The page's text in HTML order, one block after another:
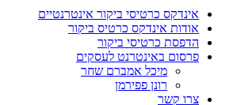
אינדקס כרטיסי ביקור אינטרנטיים
אודות אינדקס כרטיס ביקור
הדפסת כרטיסי ביקור
פרסום באינטרנט לעסקים
מיכל אמברם שחר
רונן פפירמן
צרו קשר